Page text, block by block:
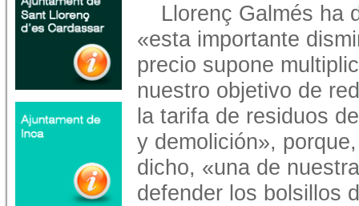
Llorenç Galmés ha
«esta importante
precio supone
nuestro objetivo de
la tarifa de residuos
y demolición»,
dicho, «una de
defender los bolsillos